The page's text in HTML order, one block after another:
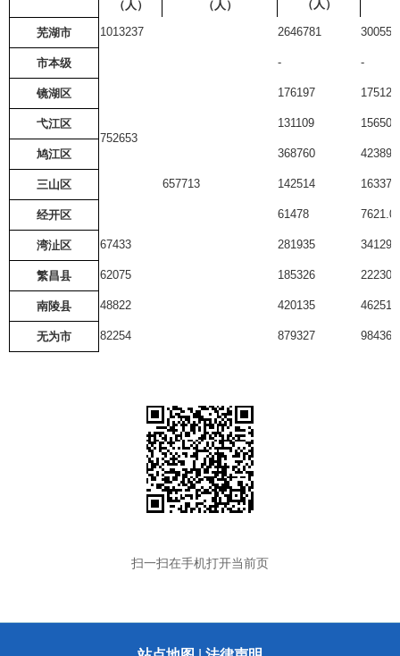
（人） （人） （人）
芜湖市 1013237
657713
2646781
市本级
752653
- -
镜湖区 176197
弋江区 131109
鸠江区 368760
三山区 142514
经开区 61478
湾沚区 67433 281935
繁昌县 62075 185326
南陵县 48822 420135
无为市 82254 879327
扫一扫在手机打开当前页